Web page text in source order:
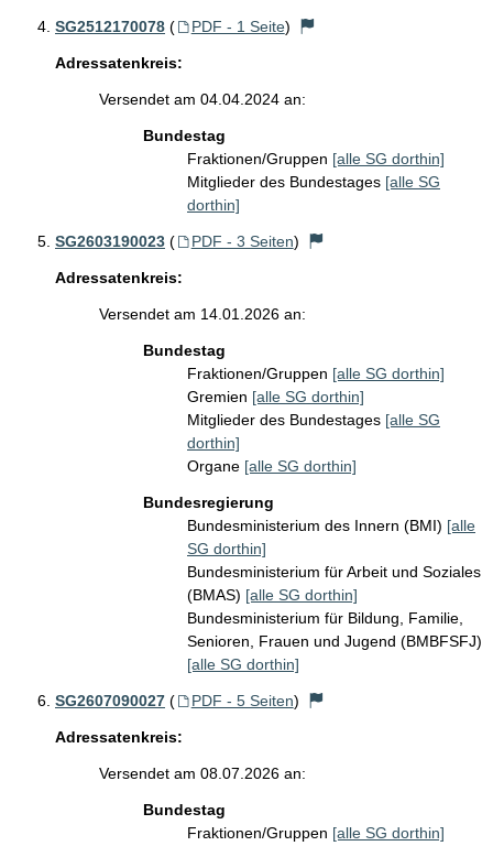
SG2512170078 ( PDF - 1 Seite)
Adressatenkreis:
Versendet am 04.04.2024 an:
Bundestag
Fraktionen/Gruppen [alle SG dorthin]
Mitglieder des Bundestages [alle SG
dorthin]
SG2603190023 ( PDF - 3 Seiten)
Adressatenkreis:
Versendet am 14.01.2026 an:
Bundestag
Fraktionen/Gruppen [alle SG dorthin]
Gremien [alle SG dorthin]
Mitglieder des Bundestages [alle SG
dorthin]
Organe [alle SG dorthin]
Bundesregierung
Bundesministerium des Innern (BMI) [alle
SG dorthin]
Bundesministerium für Arbeit und Soziales
(BMAS) [alle SG dorthin]
Bundesministerium für Bildung, Familie,
Senioren, Frauen und Jugend (BMBFSFJ)
[alle SG dorthin]
SG2607090027 ( PDF - 5 Seiten)
Adressatenkreis:
Versendet am 08.07.2026 an:
Bundestag
Fraktionen/Gruppen [alle SG dorthin]